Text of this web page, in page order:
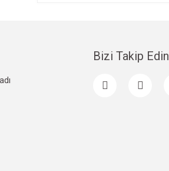
Bizi Takip Edin